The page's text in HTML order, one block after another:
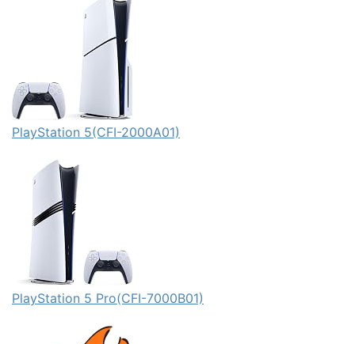
PlayStation 5(CFI-2000A01)
PlayStation 5 Pro(CFI-7000B01)